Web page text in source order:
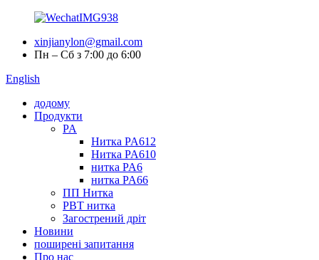
xinjianylon@gmail.com
Пн – Сб з 7:00 до 6:00
English
додому
Продукти
PA
Нитка PA612
Нитка PA610
нитка PA6
нитка PA66
ПП Нитка
PBT нитка
Загострений дріт
Новини
поширені запитання
Про нас